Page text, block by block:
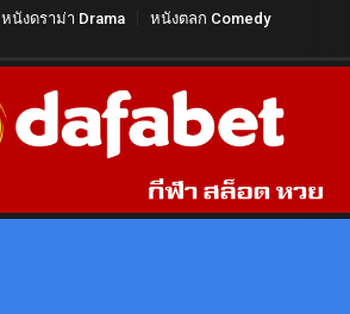
หนังดราม่า Drama
หนังตลก Comedy